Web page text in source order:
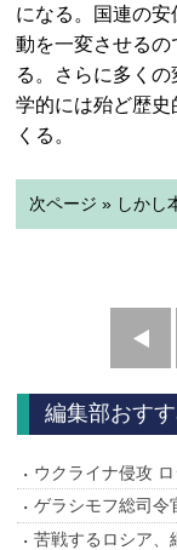
になる。国連の
動を一変させる
る。さらに多く
学的には殆ど歴
くる。
次ページ » しかし
へ
編集部おす
ウクライナ侵攻
ゲラシモフ総司令
苦戦するロシア、